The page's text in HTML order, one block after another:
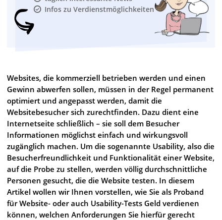
Infos zu Verdienstmöglichkeiten
Websites, die kommerziell betrieben werden und einen
Gewinn abwerfen sollen, müssen in der Regel permanent
optimiert und angepasst werden, damit die
Websitebesucher sich zurechtfinden. Dazu dient eine
Internetseite schließlich – sie soll dem Besucher
Informationen möglichst einfach und wirkungsvoll
zugänglich machen. Um die sogenannte Usability, also die
Besucherfreundlichkeit und Funktionalität einer Website,
auf die Probe zu stellen, werden völlig durchschnittliche
Personen gesucht, die die Website testen. In diesem
Artikel wollen wir Ihnen vorstellen, wie Sie als Proband
für Website- oder auch Usability-Tests Geld verdienen
können, welchen Anforderungen Sie hierfür gerecht